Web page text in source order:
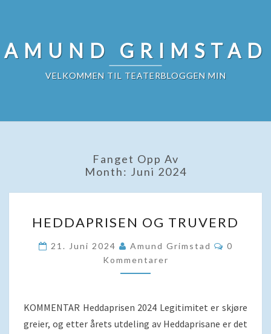
content
AMUND GRIMSTAD
VELKOMMEN TIL TEATERBLOGGEN MIN
Fanget Opp Av
Month: Juni 2024
OG
TRUVERD
HEDDAPRISEN OG TRUVERD
21. Juni 2024 Amund Grimstad
0
Kommentarer
KOMMENTAR Heddaprisen 2024 Legitimitet er skjøre
greier, og etter årets utdeling av Heddaprisane er det